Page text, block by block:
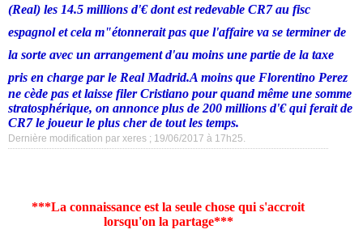
(Real) les 14.5 millions d'€ dont est redevable CR7 au fisc
espagnol et cela m"étonnerait pas que l'affaire va se terminer de
la sorte avec un arrangement d'au moins une partie de la taxe
pris en charge par le Real Madrid.A moins que Florentino Perez
ne cède pas et laisse filer Cristiano pour quand même une somme
stratosphérique, on annonce plus de 200 millions d'€ qui ferait de
CR7 le joueur le plus cher de tout les temps.
Dernière modification par xeres ; 19/06/2017 à 17h25.
***La connaissance est la seule chose qui s'accroit
lorsqu'on la partage***